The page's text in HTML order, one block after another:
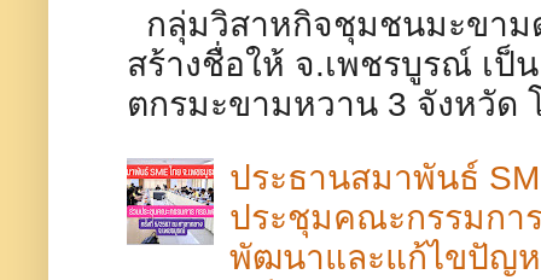
กลุ่มวิสาหกิจชุมชนมะขาม
สร้างชื่อให้ จ.เพชรบูรณ์​ เป็
ตกรมะขามหวาน 3 จังหวัด
ประธานสมาพันธ์
ประชุมคณะกรรมกา
พัฒนาและแก้ไขปัญห